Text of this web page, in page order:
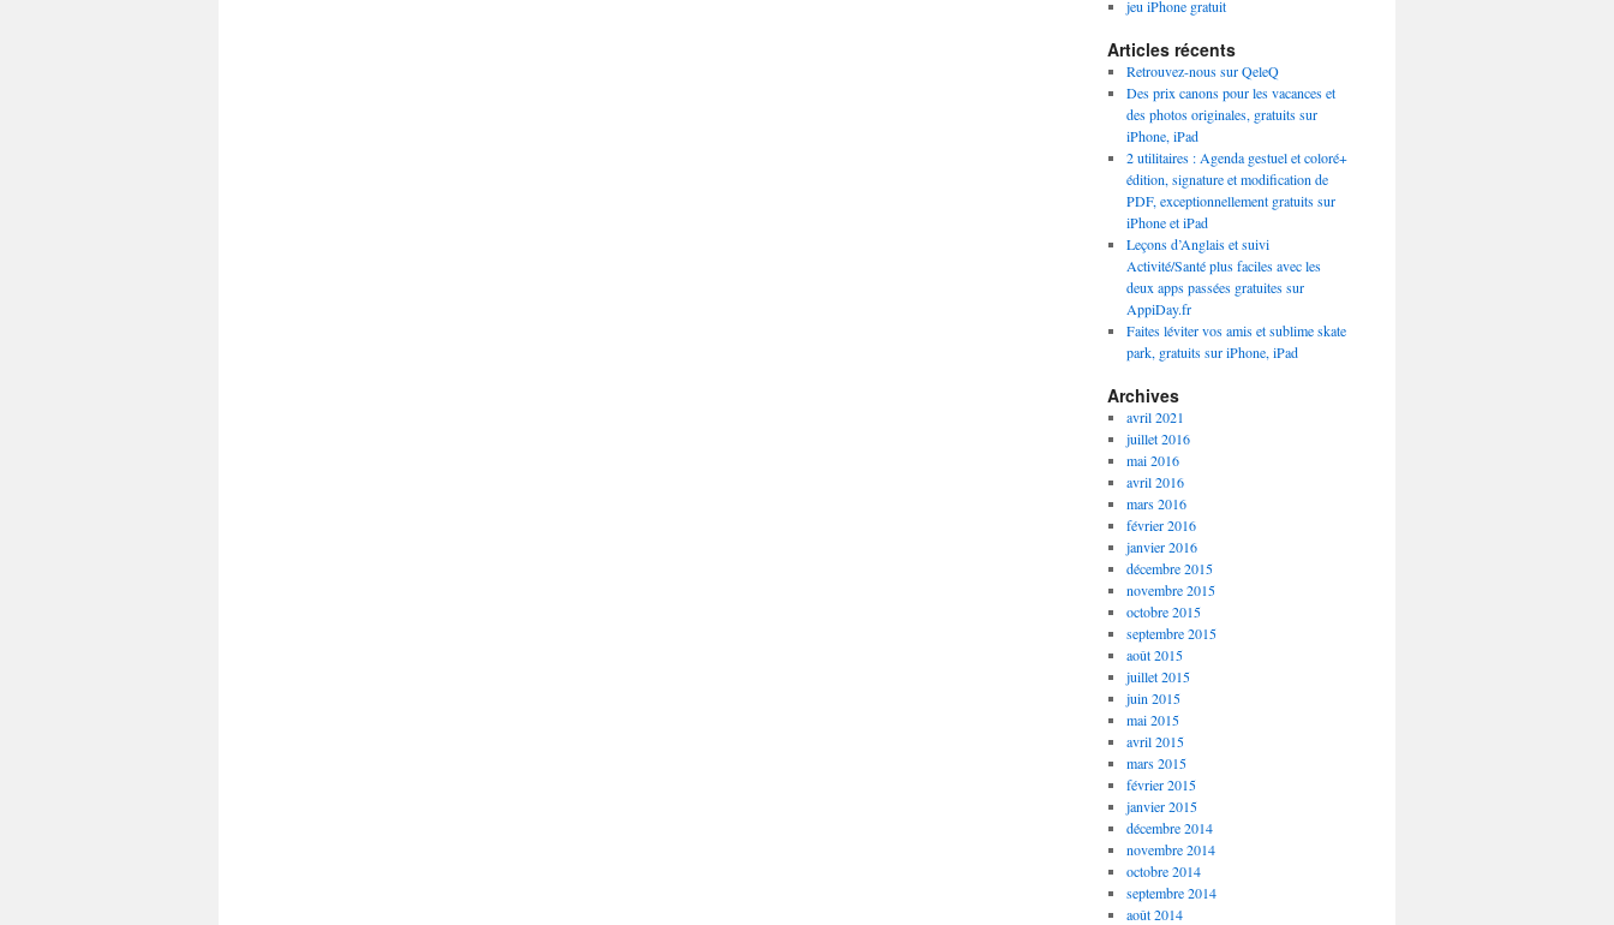
jeu iPhone gratuit
Articles récents
Retrouvez-nous sur QeleQ
Des prix canons pour les vacances et
des photos originales, gratuits sur
iPhone, iPad
2 utilitaires : Agenda gestuel et coloré+
édition, signature et modification de
PDF, exceptionnellement gratuits sur
iPhone et iPad
Leçons d’Anglais et suivi
Activité/Santé plus faciles avec les
deux apps passées gratuites sur
AppiDay.fr
Faites léviter vos amis et sublime skate
park, gratuits sur iPhone, iPad
Archives
avril 2021
juillet 2016
mai 2016
avril 2016
mars 2016
février 2016
janvier 2016
décembre 2015
novembre 2015
octobre 2015
septembre 2015
août 2015
juillet 2015
juin 2015
mai 2015
avril 2015
mars 2015
février 2015
janvier 2015
décembre 2014
novembre 2014
octobre 2014
septembre 2014
août 2014